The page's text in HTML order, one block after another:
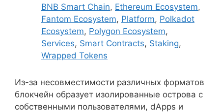
BNB Smart Chain, Ethereum Ecosystem,
Fantom Ecosystem, Platform, Polkadot
Ecosystem, Polygon Ecosystem,
Services, Smart Contracts, Staking,
Wrapped Tokens
Из-за несовместимости различных форматов
блокчейн образует изолированные острова с
собственными пользователями, dApps и